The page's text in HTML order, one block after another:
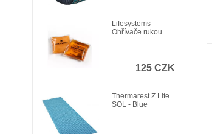
Lifesystems
Ohřívače rukou
125 CZK
Thermarest Z Lite
SOL - Blue